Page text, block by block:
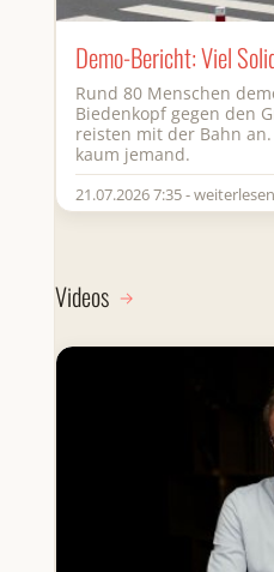
Demo-Bericht: Viel
Rund 80 Menschen
Biedenkopf gegen den
reisten mit der Bahn
kaum jemand.
21.07.2026 7:35 - weiterlesen
Videos